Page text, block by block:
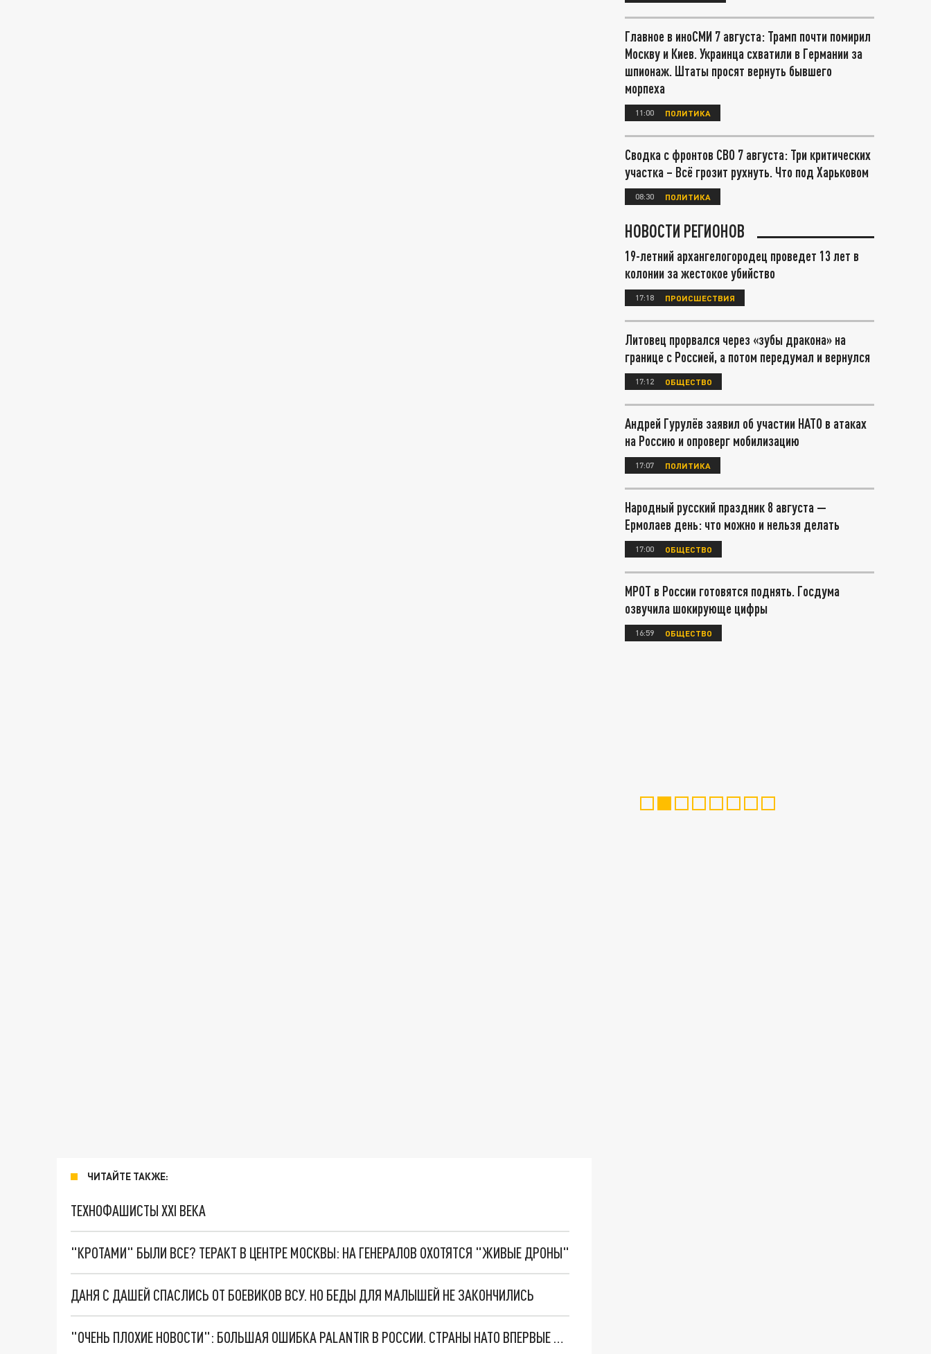
ЧИТАЙТЕ ТАКЖЕ:
ТЕХНОФАШИСТЫ XXI ВЕКА
"КРОТАМИ" БЫЛИ ВСЕ? ТЕРАКТ В ЦЕНТРЕ МОСКВЫ: НА ГЕНЕРАЛОВ ОХОТЯТСЯ "ЖИВЫЕ ДРОНЫ"
ДАНЯ С ДАШЕЙ СПАСЛИСЬ ОТ БОЕВИКОВ ВСУ. НО БЕДЫ ДЛЯ МАЛЫШЕЙ НЕ ЗАКОНЧИЛИСЬ
"ОЧЕНЬ ПЛОХИЕ НОВОСТИ": БОЛЬШАЯ ОШИБКА PALANTIR В РОССИИ. СТРАНЫ НАТО ВПЕРВЫЕ ЗА СВО ОСТАНОВИЛИ ПОСТАВКИ ОРУЖИЯ. ВСУ ТЕРЯЮТ ПРИГРАНИЧЬЕ?
Главное в иноСМИ 7 августа: Трамп почти помирил
Москву и Киев. Украинца схватили в Германии за
шпионаж. Штаты просят вернуть бывшего
морпеха
11:00 ПОЛИТИКА
Сводка с фронтов СВО 7 августа: Три критических
участка – Всё грозит рухнуть. Что под Харьковом
08:30 ПОЛИТИКА
НОВОСТИ РЕГИОНОВ
19-летний архангелогородец проведет 13 лет в
колонии за жестокое убийство
17:18 ПРОИСШЕСТВИЯ
Литовец прорвался через «зубы дракона» на
границе с Россией, а потом передумал и вернулся
17:12 ОБЩЕСТВО
Андрей Гурулёв заявил об участии НАТО в атаках
на Россию и опроверг мобилизацию
17:07 ПОЛИТИКА
Народный русский праздник 8 августа —
Ермолаев день: что можно и нельзя делать
17:00 ОБЩЕСТВО
МРОТ в России готовятся поднять. Госдума
озвучила шокирующе цифры
16:59 ОБЩЕСТВО